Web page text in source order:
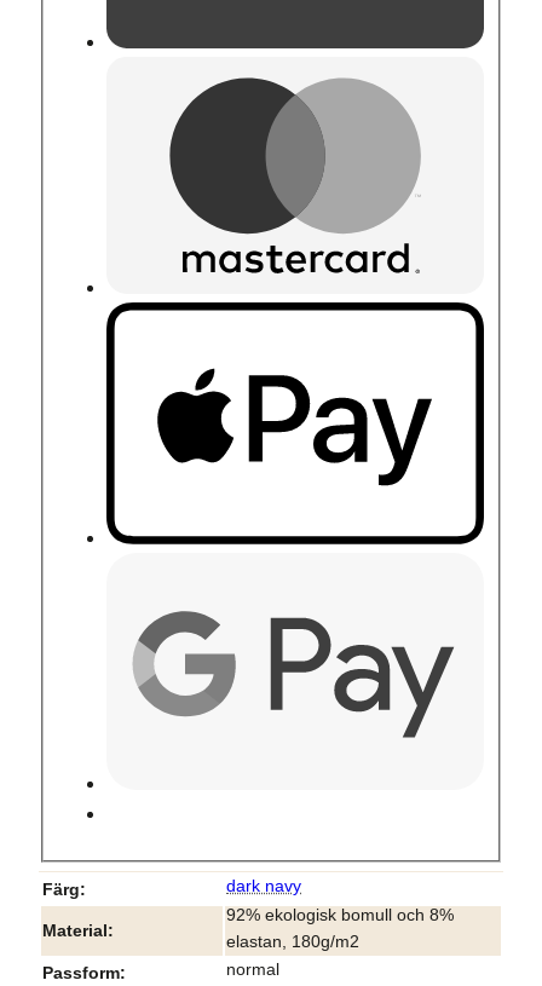
Färg dark navy
Material
92% ekologisk bomull och 8%
elastan, 180g/m2
Passform
normal